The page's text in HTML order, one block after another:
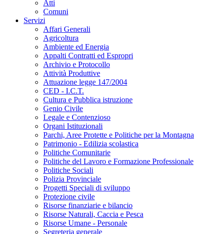
Atti
Comuni
Servizi
Affari Generali
Agricoltura
Ambiente ed Energia
Appalti Contratti ed Espropri
Archivio e Protocollo
Attività Produttive
Attuazione legge 147/2004
CED - I.C.T.
Cultura e Pubblica istruzione
Genio Civile
Legale e Contenzioso
Organi Istituzionali
Parchi, Aree Protette e Politiche per la Montagna
Patrimonio - Edilizia scolastica
Politiche Comunitarie
Politiche del Lavoro e Formazione Professionale
Politiche Sociali
Polizia Provinciale
Progetti Speciali di sviluppo
Protezione civile
Risorse finanziarie e bilancio
Risorse Naturali, Caccia e Pesca
Risorse Umane - Personale
Segreteria generale